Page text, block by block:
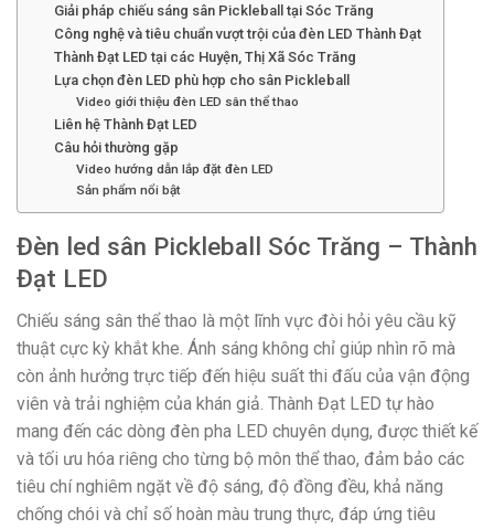
Giải pháp chiếu sáng sân Pickleball tại Sóc Trăng
Công nghệ và tiêu chuẩn vượt trội của đèn LED Thành Đạt
Thành Đạt LED tại các Huyện, Thị Xã Sóc Trăng
Lựa chọn đèn LED phù hợp cho sân Pickleball
Video giới thiệu đèn LED sân thể thao
Liên hệ Thành Đạt LED
Câu hỏi thường gặp
Video hướng dẫn lắp đặt đèn LED
Sản phẩm nổi bật
Đèn led sân Pickleball Sóc Trăng – Thành
Đạt LED
Chiếu sáng sân thể thao là một lĩnh vực đòi hỏi yêu cầu kỹ
thuật cực kỳ khắt khe. Ánh sáng không chỉ giúp nhìn rõ mà
còn ảnh hưởng trực tiếp đến hiệu suất thi đấu của vận động
viên và trải nghiệm của khán giả. Thành Đạt LED tự hào
mang đến các dòng đèn pha LED chuyên dụng, được thiết kế
và tối ưu hóa riêng cho từng bộ môn thể thao, đảm bảo các
tiêu chí nghiêm ngặt về độ sáng, độ đồng đều, khả năng
chống chói và chỉ số hoàn màu trung thực, đáp ứng tiêu